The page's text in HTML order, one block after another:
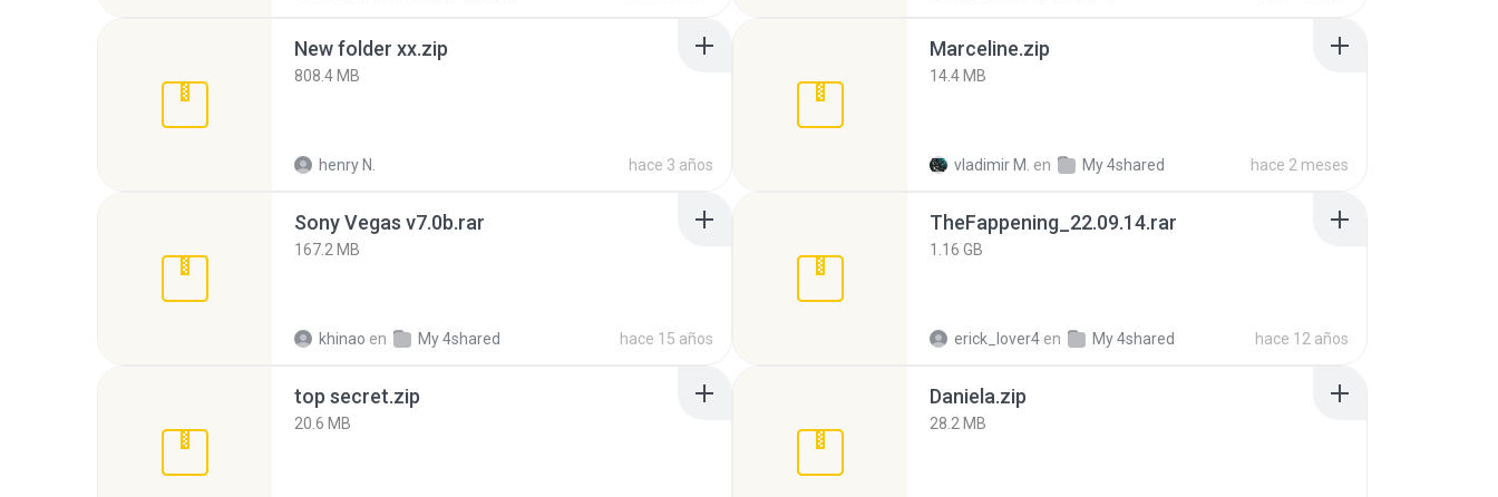
New folder xx.zip
808.4 MB
henry N. hace 3 años
Marceline.zip
14.4 MB
vladimir M. en My 4shared hace 2 meses
Sony Vegas v7.0b.rar
167.2 MB
khinao en My 4shared hace 15 años
TheFappening_22.09.14.rar
1.16 GB
erick_lover4 en My 4shared hace 12 años
top secret.zip
20.6 MB
Daniela.zip
28.2 MB